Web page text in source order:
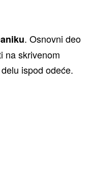
. Osnovni deo
na skrivenom
ispod odeće.